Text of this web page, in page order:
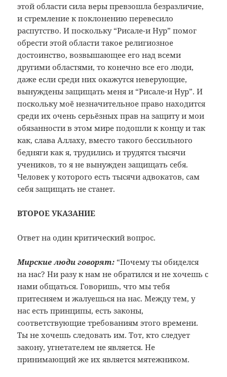
этой области сила веры превзошла безразличие,
и стремление к поклонению перевесило
распутство. И поскольку “Рисале-и Нур” помог
обрести этой области такое религиозное
достоинство, возвышающее его над всеми
другими областями, то конечно все его люди,
даже если среди них окажутся неверующие,
вынуждены защищать меня и “Рисале-и Нур”. И
поскольку моё незначительное право находится
среди их очень серьёзных прав на защиту и мои
обязанности в этом мире подошли к концу и так
как, слава Аллаху, вместо такого бессильного
бедняги как я, трудились и трудятся тысячи
учеников, то я не вынужден защищать себя.
Человек у которого есть тысячи адвокатов, сам
себя защищать не станет.
ВТОРОЕ УКАЗАНИЕ
Ответ на один критический вопрос.
Мирские люди говорят: “Почему ты обиделся
на нас? Ни разу к нам не обратился и не хочешь с
нами общаться. Говоришь, что мы тебя
притесняем и жалуешься на нас. Между тем, у
нас есть принципы, есть законы,
соответствующие требованиям этого времени.
Ты не хочешь следовать им. Тот, кто следует
закону, угнетателем не является. Не
принимающий же их является мятежником.